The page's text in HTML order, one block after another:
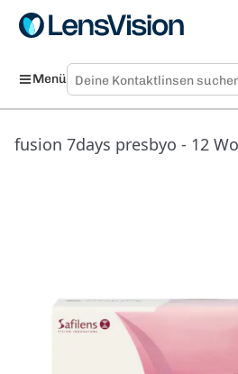
Menü
fusion 7days presbyo - 12